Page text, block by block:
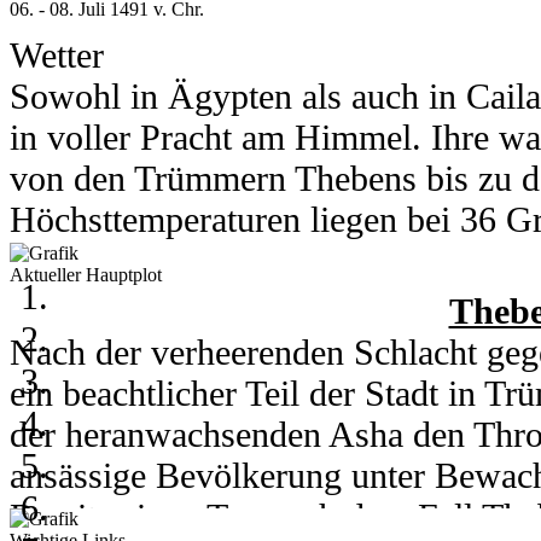
06. - 08. Juli 1491 v. Chr.
Wetter
Sowohl in Ägypten als auch in
in voller Pracht am Himmel. Ihre
von den Trümmern Thebens bis zu
Höchsttemperaturen liegen bei 36
Grad runter.
In Kou herrschen am 6. und 7. Juli
Grad. Am 8. des Monats kühlt ein
auf 28 Grad runter. Nachts erreicht
06. - 08. Juli 2003
Aktueller Hauptplot
Nach der verheerenden Schlacht
ein beachtlicher Teil der Stadt in
der heranwachsenden Asha den
ansässige Bevölkerung unter
Bereits einen Tag nach dem Fall